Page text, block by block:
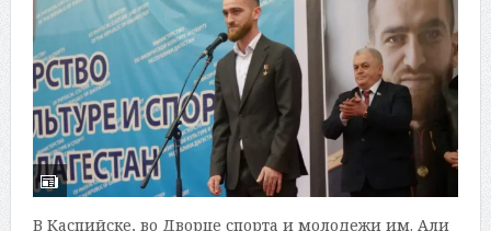
В Каспийске, во Дворце спорта и молодежи им. Али